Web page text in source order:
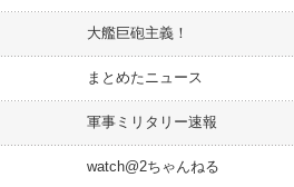
大艦巨砲主義！
まとめたニュース
軍事ミリタリー速報
watch@2ちゃんねる